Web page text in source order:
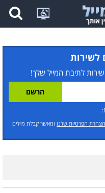
לשירות
לתיבת המייל שלך!
הצהרת הפרטיות שלנו ומאשר קבלת מיילים